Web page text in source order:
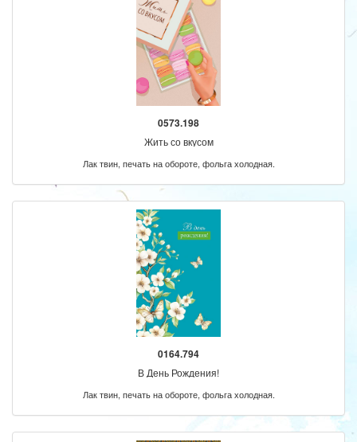
0573.198
Жить со вкусом
Лак твин, печать на обороте, фольга холодная.
0164.794
В День Рождения!
Лак твин, печать на обороте, фольга холодная.